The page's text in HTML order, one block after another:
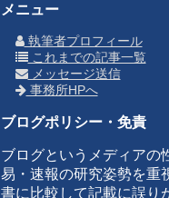
メニュー
執筆者プロフィール
これまでの記事一覧
メッセージ送信
事務所HPへ
ブログポリシー・免責
ブログというメディアの
易・速報の研究姿勢を重
書に比較して記載に誤り